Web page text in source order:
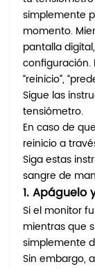
simplemente
momento.
pantalla
“reinicio”,
Sigue las
tensiómetro.
En caso de
reinicio a
Siga estas
sangre de
1. Apáguelo
Si el monitor
mientras que
simplemente
Sin embargo,